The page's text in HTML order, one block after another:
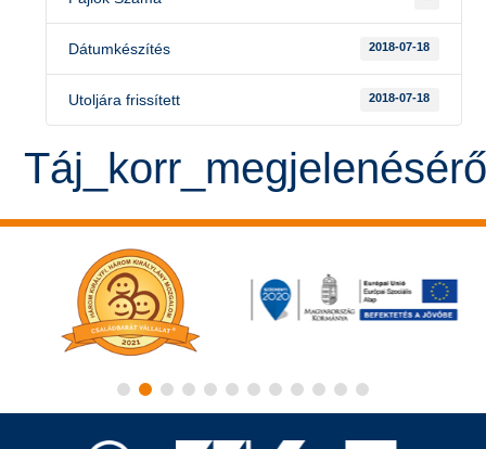
Dátumkészítés 2018-07-18
Utoljára frissített 2018-07-18